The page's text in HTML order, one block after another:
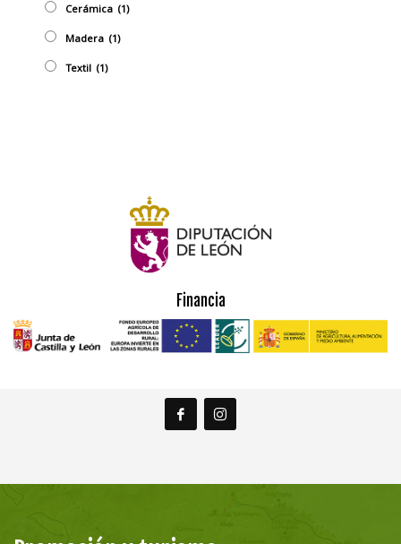
Cerámica (1)
Madera (1)
Textil (1)
Financia